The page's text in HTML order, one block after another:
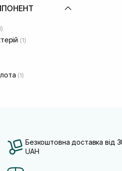
(+4)
(1)
(1)
Безкоштовна доставка від
UAH